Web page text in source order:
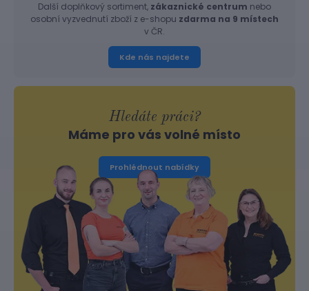
Další doplňkový sortiment, zákaznické centrum nebo
osobní vyzvednutí zboží z e-shopu zdarma na 9 místech
v ČR.
Kde nás najdete
Hledáte práci?
Máme pro vás volné místo
Prohlédnout nabídky